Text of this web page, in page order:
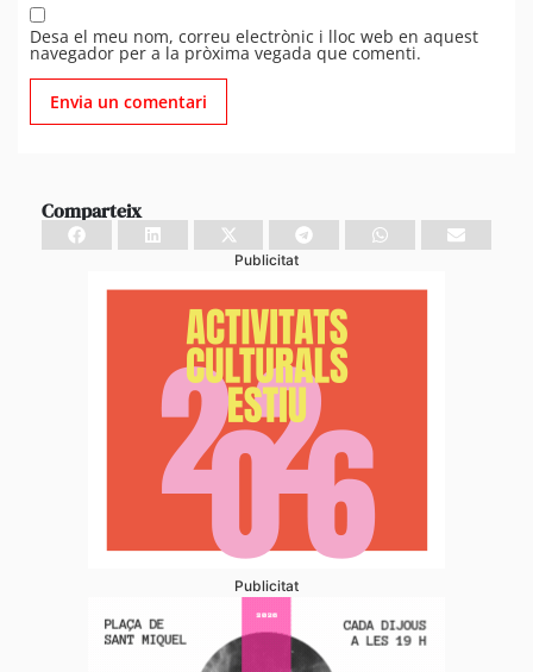
Desa el meu nom, correu electrònic i lloc web en aquest
navegador per a la pròxima vegada que comenti.
Comparteix
Publicitat
Publicitat